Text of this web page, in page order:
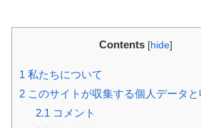
Contents [hide]
1 私たちについて
2 このサイトが収集する個人データ
2.1 コメント